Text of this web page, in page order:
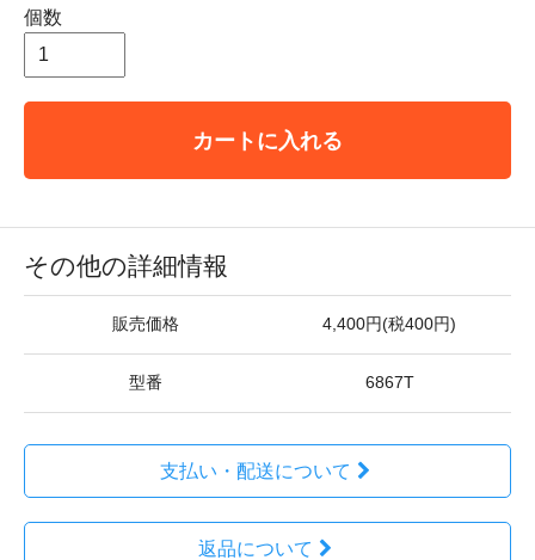
個数
カートに入れる
その他の詳細情報
販売価格 4,400円(税400円)
型番 6867T
支払い・配送について
返品について